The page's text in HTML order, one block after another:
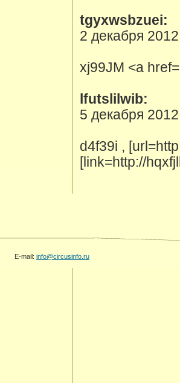
tgyxwsbzuei:
2 декабря 2012
xj99JM <a
lfutslilwib:
5 декабря 2012
d4f39i ,
[link=http://
E-mail: info@circusinfo.ru